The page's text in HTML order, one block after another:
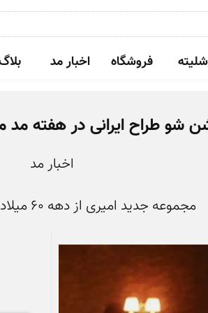
شلیته فروشگاه اخبار مد
شو طراح ایرانی در هفته مد مردان
اخبار مد
مجموعه جدید امیری از دهه ۶۰ میلادی الهام گرفته بود